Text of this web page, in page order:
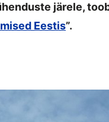
järele,
Eestis”.